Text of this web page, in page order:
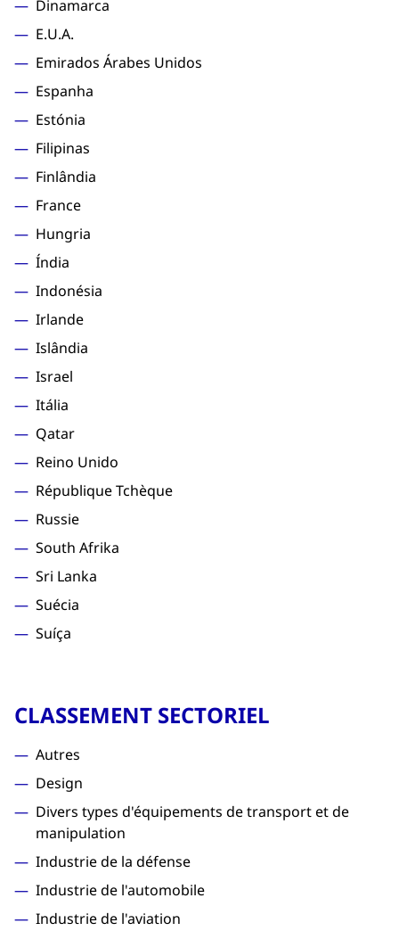
Dinamarca
E.U.A.
Emirados Árabes Unidos
Espanha
Estónia
Filipinas
Finlândia
France
Hungria
Índia
Indonésia
Irlande
Islândia
Israel
Itália
Qatar
Reino Unido
République Tchèque
Russie
South Afrika
Sri Lanka
Suécia
Suíça
CLASSEMENT SECTORIEL
Autres
Design
Divers types d'équipements de transport et de
manipulation
Industrie de la défense
Industrie de l'automobile
Industrie de l'aviation